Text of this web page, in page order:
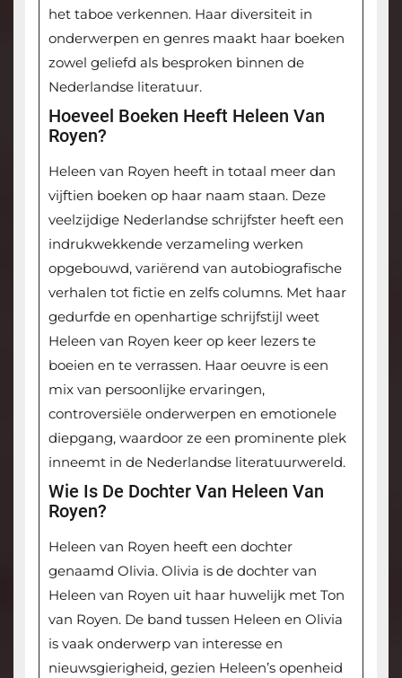
het taboe verkennen. Haar diversiteit in
onderwerpen en genres maakt haar boeken
zowel geliefd als besproken binnen de
Nederlandse literatuur.
Hoeveel Boeken Heeft Heleen Van
Royen?
Heleen van Royen heeft in totaal meer dan
vijftien boeken op haar naam staan. Deze
veelzijdige Nederlandse schrijfster heeft een
indrukwekkende verzameling werken
opgebouwd, variërend van autobiografische
verhalen tot fictie en zelfs columns. Met haar
gedurfde en openhartige schrijfstijl weet
Heleen van Royen keer op keer lezers te
boeien en te verrassen. Haar oeuvre is een
mix van persoonlijke ervaringen,
controversiële onderwerpen en emotionele
diepgang, waardoor ze een prominente plek
inneemt in de Nederlandse literatuurwereld.
Wie Is De Dochter Van Heleen Van
Royen?
Heleen van Royen heeft een dochter
genaamd Olivia. Olivia is de dochter van
Heleen van Royen uit haar huwelijk met Ton
van Royen. De band tussen Heleen en Olivia
is vaak onderwerp van interesse en
nieuwsgierigheid, gezien Heleen’s openheid